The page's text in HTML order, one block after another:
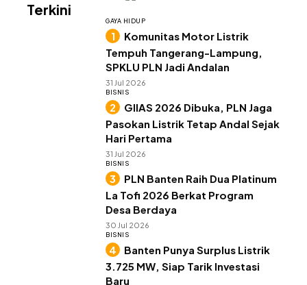
Terkini
GAYA HIDUP
Komunitas Motor Listrik
Tempuh Tangerang-Lampung,
SPKLU PLN Jadi Andalan
31 Jul 2026
BISNIS
GIIAS 2026 Dibuka, PLN Jaga
Pasokan Listrik Tetap Andal Sejak
Hari Pertama
31 Jul 2026
BISNIS
PLN Banten Raih Dua Platinum
La Tofi 2026 Berkat Program
Desa Berdaya
30 Jul 2026
BISNIS
Banten Punya Surplus Listrik
3.725 MW, Siap Tarik Investasi
Baru